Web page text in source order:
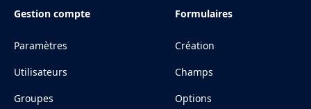
Gestion compte
Paramètres
Utilisateurs
Groupes
Formulaires
Création
Champs
Options